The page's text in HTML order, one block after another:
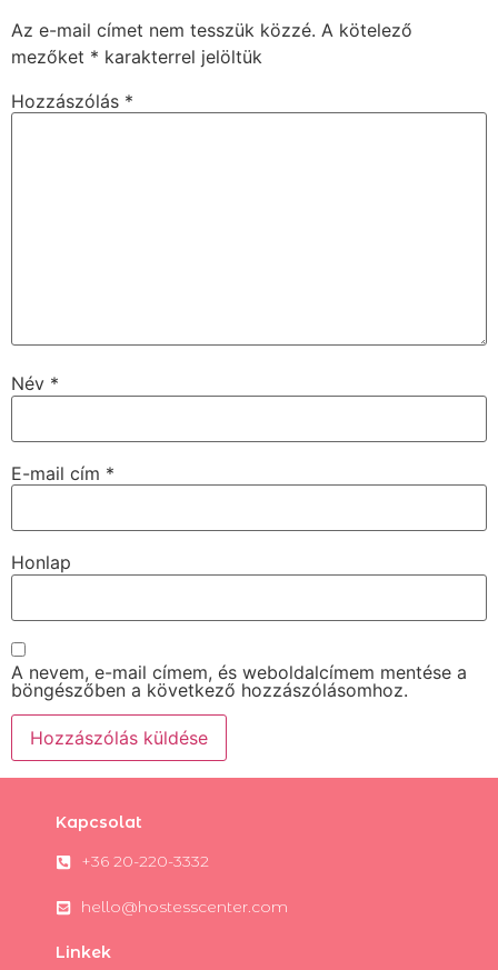
Az e-mail címet nem tesszük közzé. A kötelező
mezőket * karakterrel jelöltük
Hozzászólás *
Név *
E-mail cím *
Honlap
A nevem, e-mail címem, és weboldalcímem mentése a
böngészőben a következő hozzászólásomhoz.
Kapcsolat
+36 20-220-3332
hello@hostesscenter.com
Linkek